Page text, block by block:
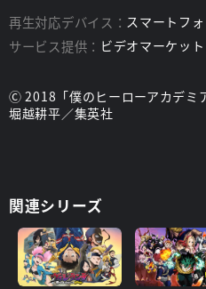
再生対応デバイス： スマートフ
サービス提供： ビデオマーケット
Ⓒ 2018「僕のヒーローアカデミ
堀越耕平／集英社
関連シリーズ